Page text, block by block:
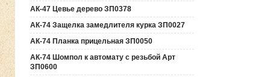
АК-47 Цевье дерево ЗП0378
АК-74 Защелка замедлителя курка ЗП0027
АК-74 Планка прицельная ЗП0050
АК-74 Шомпол к автомату с резьбой Арт
ЗП0600